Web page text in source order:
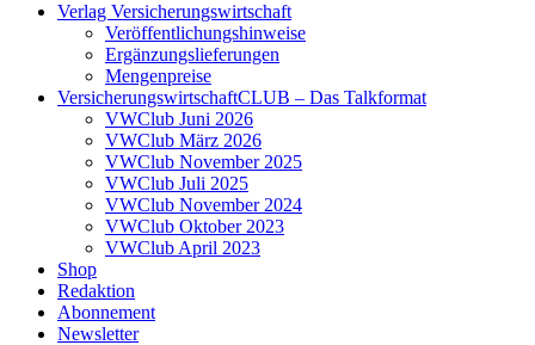
Verlag Versicherungswirtschaft
Veröffentlichungshinweise
Ergänzungslieferungen
Mengenpreise
VersicherungswirtschaftCLUB – Das Talkformat
VWClub Juni 2026
VWClub März 2026
VWClub November 2025
VWClub Juli 2025
VWClub November 2024
VWClub Oktober 2023
VWClub April 2023
Shop
Redaktion
Abonnement
Newsletter